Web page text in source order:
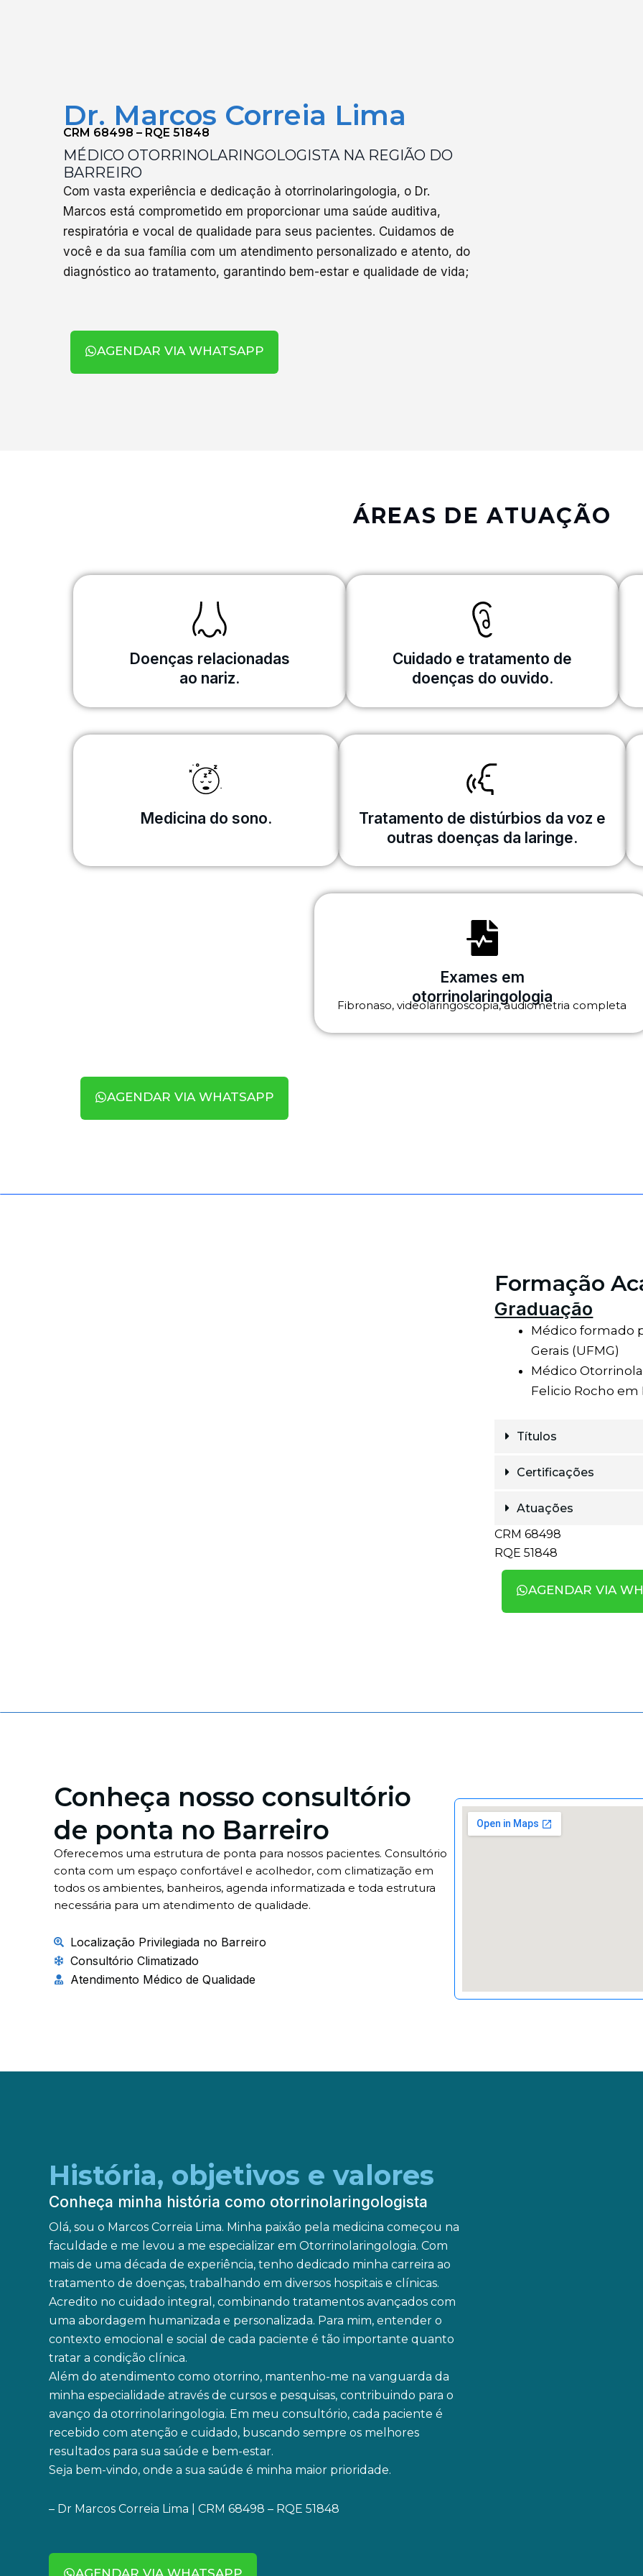
Dr. Marcos Correia Lima
CRM 68498 – RQE 51848
MÉDICO OTORRINOLARINGOLOGISTA NA REGIÃO DO
BARREIRO
Com vasta experiência e dedicação à otorrinolaringologia, o Dr.
Marcos está comprometido em proporcionar uma saúde auditiva,
respiratória e vocal de qualidade para seus pacientes. Cuidamos de
você e da sua família com um atendimento personalizado e atento, do
diagnóstico ao tratamento, garantindo bem-estar e qualidade de vida;
AGENDAR VIA WHATSAPP
ÁREAS DE ATUAÇÃO
Doenças relacionadas
ao nariz.
Cuidado e tratamento de
doenças do ouvido.
Medicina do sono.
Tratamento de distúrbios da voz e
outras doenças da laringe.
Exames em
otorrinolaringologia
Fibronaso, videolaringoscopia, audiometria completa
AGENDAR VIA WHATSAPP
Formação
Graduação
Médico formado
Gerais (UFMG)
Médico
Felicio Rocho em
Títulos
Certificações
Atuações
CRM 68498
RQE 51848
AGENDAR VIA
Conheça nosso consultório
de ponta no Barreiro
Oferecemos uma estrutura de ponta para nossos pacientes. Consultório
conta com um espaço confortável e acolhedor, com climatização em
todos os ambientes, banheiros, agenda informatizada e toda estrutura
necessária para um atendimento de qualidade.
Localização Privilegiada no Barreiro
Consultório Climatizado
Atendimento Médico de Qualidade
História, objetivos e valores
Conheça minha história como otorrinolaringologista
Olá, sou o Marcos Correia Lima. Minha paixão pela medicina começou na
faculdade e me levou a me especializar em Otorrinolaringologia. Com
mais de uma década de experiência, tenho dedicado minha carreira ao
tratamento de doenças, trabalhando em diversos hospitais e clínicas.
Acredito no cuidado integral, combinando tratamentos avançados com
uma abordagem humanizada e personalizada. Para mim, entender o
contexto emocional e social de cada paciente é tão importante quanto
tratar a condição clínica.
Além do atendimento como otorrino, mantenho-me na vanguarda da
minha especialidade através de cursos e pesquisas, contribuindo para o
avanço da otorrinolaringologia. Em meu consultório, cada paciente é
recebido com atenção e cuidado, buscando sempre os melhores
resultados para sua saúde e bem-estar.
Seja bem-vindo, onde a sua saúde é minha maior prioridade.
– Dr Marcos Correia Lima | CRM 68498 – RQE 51848
AGENDAR VIA WHATSAPP